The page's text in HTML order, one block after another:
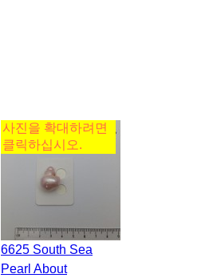
사진을 확대하려면
클릭하십시오.
6625 South Sea
Pearl About